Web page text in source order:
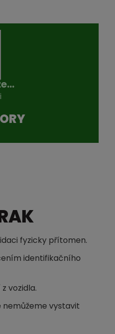
fyzicky přítomen.
identifikačního
vozidla.
vystavit